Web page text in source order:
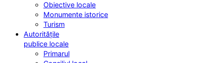
Obiective locale
Monumente istorice
Turism
Autoritățile
publice locale
Primarul